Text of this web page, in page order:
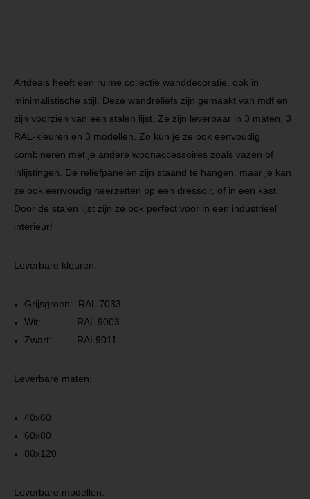
Artdeals heeft een ruime collectie wanddecoratie, ook in
minimalistische stijl.
Deze wandreliëfs zijn gemaakt van mdf en
zijn voorzien van een stalen lijst. Ze zijn leverbaar in 3 maten, 3
RAL-kleuren en 3 modellen. Zo kun je ze ook eenvoudig
combineren met je andere woonaccessoires zoals vazen of
inlijstingen. De reliëfpanelen zijn staand te hangen, maar je kan
ze ook eenvoudig neerzetten op een dressoir, of in een kast.
Door de stalen lijst zijn ze ook perfect voor in een industrieel
interieur!
Leverbare kleuren:
Grijsgroen: RAL 7033
Wit: RAL 9003
Zwart: RAL9011
Leverbare maten:
40x60
60x80
80x120
Leverbare modellen: